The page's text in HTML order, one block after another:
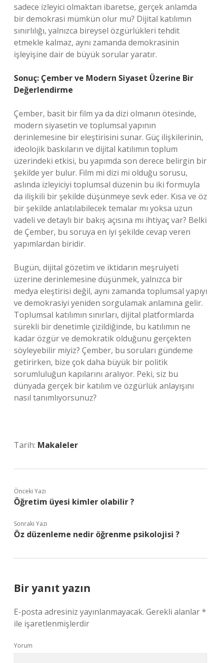
sadece izleyici olmaktan ibaretse, gerçek anlamda
bir demokrasi mümkün olur mu? Dijital katılımın
sınırlılığı, yalnızca bireysel özgürlükleri tehdit
etmekle kalmaz, aynı zamanda demokrasinin
işleyişine dair de büyük sorular yaratır.
Sonuç: Çember ve Modern Siyaset Üzerine Bir
Değerlendirme
Çember, basit bir film ya da dizi olmanın ötesinde,
modern siyasetin ve toplumsal yapının
derinlemesine bir eleştirisini sunar. Güç ilişkilerinin,
ideolojik baskıların ve dijital katılımın toplum
üzerindeki etkisi, bu yapımda son derece belirgin bir
şekilde yer bulur. Film mi dizi mi olduğu sorusu,
aslında izleyiciyi toplumsal düzenin bu iki formuyla
da ilişkili bir şekilde düşünmeye sevk eder. Kısa ve öz
bir şekilde anlatılabilecek temalar mı yoksa uzun
vadeli ve detaylı bir bakış açısına mı ihtiyaç var? Belki
de Çember, bu soruya en iyi şekilde cevap veren
yapımlardan biridir.
Bugün, dijital gözetim ve iktidarın meşruiyeti
üzerine derinlemesine düşünmek, yalnızca bir
medya eleştirisi değil, aynı zamanda toplumsal yapıyı
ve demokrasiyi yeniden sorgulamak anlamına gelir.
Toplumsal katılımın sınırları, dijital platformlarda
sürekli bir denetimle çizildiğinde, bu katılımın ne
kadar özgür ve demokratik olduğunu gerçekten
söyleyebilir miyiz? Çember, bu soruları gündeme
getirirken, bize çok daha büyük bir politik
sorumluluğun kapılarını aralıyor. Peki, siz bu
dünyada gerçek bir katılım ve özgürlük anlayışını
nasıl tanımlıyorsunuz?
Tarih: Makaleler
Önceki Yazı
Öğretim üyesi kimler olabilir ?
Sonraki Yazı
Öz düzenleme nedir öğrenme psikolojisi ?
Bir yanıt yazın
E-posta adresiniz yayınlanmayacak. Gerekli alanlar*
ile işaretlenmişlerdir
Yorum